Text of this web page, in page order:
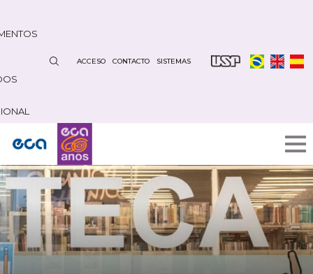
contenido
ACCESO CONTACTO SISTEMAS